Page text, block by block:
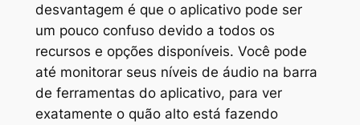
desvantagem é que o aplicativo pode ser
um pouco confuso devido a todos os
recursos e opções disponíveis. Você pode
até monitorar seus níveis de áudio na barra
de ferramentas do aplicativo, para ver
exatamente o quão alto está fazendo